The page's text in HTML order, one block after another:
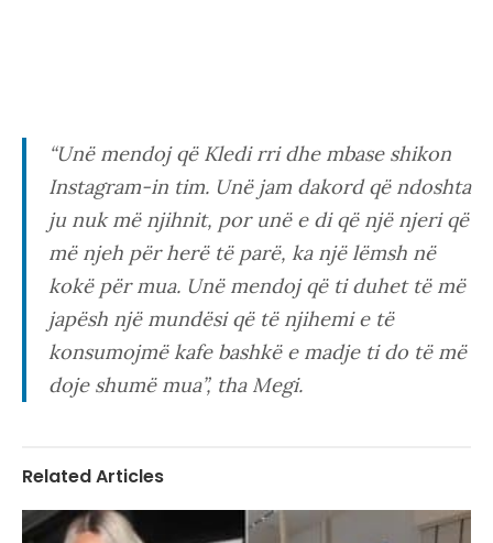
“Unë mendoj që Kledi rri dhe mbase shikon
Instagram-in tim. Unë jam dakord që ndoshta
ju nuk më njihnit, por unë e di që një njeri që
më njeh për herë të parë, ka një lëmsh në
kokë për mua. Unë mendoj që ti duhet të më
japësh një mundësi që të njihemi e të
konsumojmë kafe bashkë e madje ti do të më
doje shumë mua”, tha Megi.
Related Articles